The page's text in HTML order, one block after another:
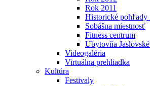
Rok 2011
Historické pohľady
Sobášna miestnosť
Fitness centrum
Ubytovňa
Videogaléria
Virtuálna prehliadka
Kultúra
Festivaly